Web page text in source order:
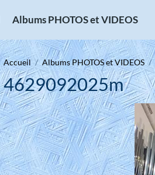
Albums PHOTOS et VIDEOS
Accueil Albums PHOTOS et VIDEOS
4629092025m